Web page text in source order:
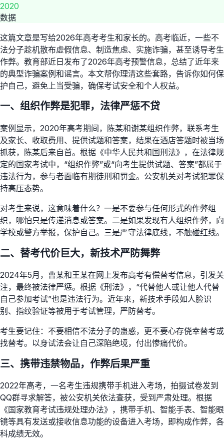
2020
数据
这篇文章是写给2026年高考考生和家长的。高考临近，一些不
法分子趁机散布虚假信息、制造焦虑、实施诈骗，甚至诱导考生
作弊。教育部近日发布了2026年高考预警信息，总结了近年来
的典型诈骗案例和谣言。本文帮你理清这些套路，告诉你如何保
护自己，避免上当受骗，确保考试安全和个人权益。
一、组织作弊是犯罪，法律严惩不贷
案例显示，2020年高考期间，陈某和谢某组织作弊，联系考生
及家长、收取费用、提供试题和答案，结果在酒店答题时被当场
抓获，陈某后来自首。根据《中华人民共和国刑法》，在法律规
定的国家考试中，“组织作弊”或“向考生提供试题、答案”都属于
违法行为，参与者面临有期徒刑和罚金。公安机关对考试犯罪保
持高压态势。
对考生来说，这意味着什么？一是不要参与任何形式的作弊组
织，哪怕只是传递消息或答案。二是如果发现有人组织作弊，向
学校或警方举报，保护自己。三是严守法律底线，不触碰红线。
二、替考代价巨大，新技术严防舞弊
2024年5月，曹某和王某在网上发布高考有偿替考信息，引发关
注，最终被法律严惩。根据《刑法》，“代替他人或让他人代替
自己参加考试”也是违法行为。近年来，新技术手段如人脸识
别、指纹验证等被用于考试管理，严防替考。
考生要记住：不要相信不法分子的蛊惑，更不要心存侥幸替考或
找替考。以身试法会让自己深陷绝境，付出惨痛代价。
三、携带违禁物品，作弊后果严重
2022年高考，一名考生违规携带手机进入考场，拍摄试卷发到
QQ群寻求解答，被公安机关依法查获，受到严肃处理。根据
《国家教育考试违规处理办法》，携带手机、智能手表、智能眼
镜等具有发送或接收信息功能的设备进入考场，即构成作弊，各
科成绩无效。